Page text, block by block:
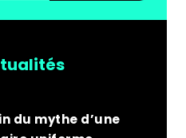
du mythe d’une